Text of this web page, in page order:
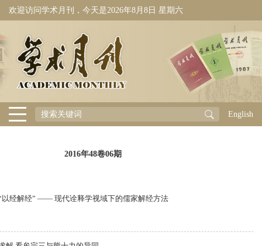
欢迎访问学术月刊，今天是2026年8月8日 星期六
English
2016年48卷06期
以经解经” —— 现代诠释学视域下的儒家解经方法